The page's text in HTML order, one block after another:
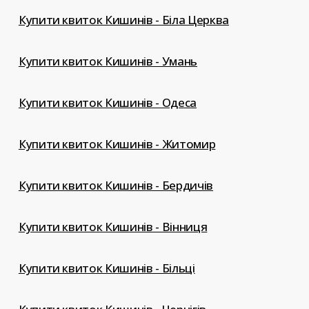
Купити квиток Кишинів - Біла Церква
Купити квиток Кишинів - Умань
Купити квиток Кишинів - Одеса
Купити квиток Кишинів - Житомир
Купити квиток Кишинів - Бердичів
Купити квиток Кишинів - Вінниця
Купити квиток Кишинів - Більці